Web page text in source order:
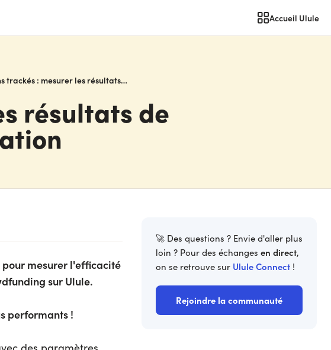
Accueil Ulule
Liens trackés : mesurer les résultats de votre communication
résultats de
pour mesurer l'efficacité
sur Ulule.
performants !
🚀 Des questions ? Envie d'aller plus
loin ? Pour des échanges en direct,
on se retrouve sur Ulule Connect !
Rejoindre la communauté